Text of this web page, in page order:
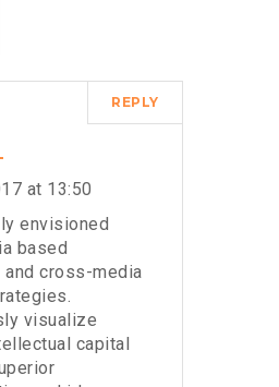
at 13:50
REPLY
envisioned
based
cross-media
visualize
capital